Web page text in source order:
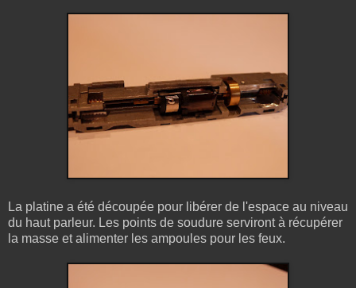
La platine a été découpée pour libérer de l'espace au niveau
du haut parleur. Les points de soudure serviront à récupérer
la masse et alimenter les ampoules pour les feux.